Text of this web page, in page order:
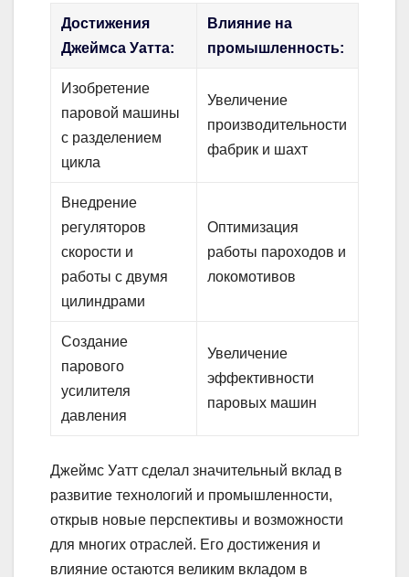
Достижения
Джеймса Уатта:
Влияние на
промышленность:
Изобретение
паровой машины
с разделением
цикла
Увеличение
производительности
фабрик и шахт
Внедрение
регуляторов
скорости и
работы с двумя
цилиндрами
Оптимизация
работы пароходов и
локомотивов
Создание
парового
усилителя
давления
Увеличение
эффективности
паровых машин
Джеймс Уатт сделал значительный вклад в
развитие технологий и промышленности,
открыв новые перспективы и возможности
для многих отраслей. Его достижения и
влияние остаются великим вкладом в